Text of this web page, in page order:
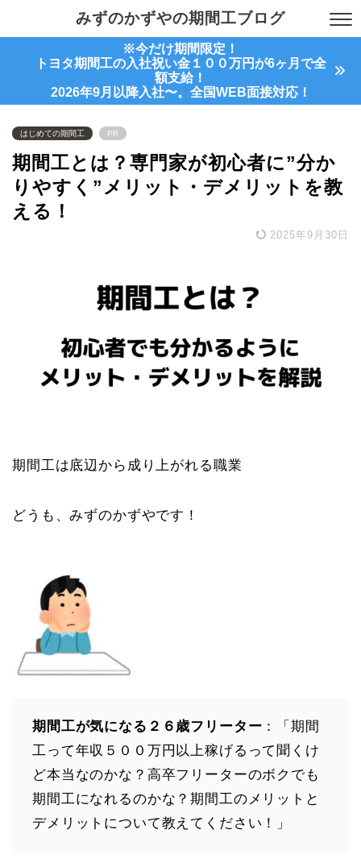
みずのかずやの期間工ブログ
※今だけ期間限定！
トヨタ期間工の入社祝い金１００万円が6ヶ月で全
額支給！
2026年9月以降入社〜。全国WEB面接対応！
はじめての期間工 PR
期間工とは？専門家が初心者に”分か
りやすく”メリット・デメリットを教
える！
2025年9月30日
期間工は底辺から成り上がれる職業
どうも、みずのかずやです！
期間工が気になる２６歳フリーター ：「期間
工って年収５００万円以上稼げるって聞くけ
ど本当なのかな？高卒フリーターのボクでも
期間工になれるのかな？期間工のメリットと
デメリットについて教えてください！」